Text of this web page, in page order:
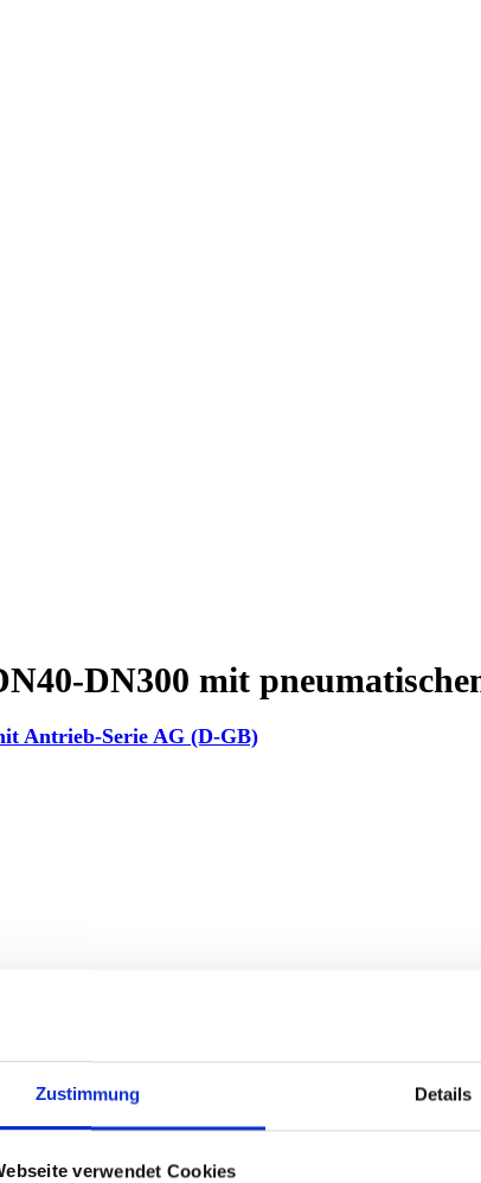
Zustimmung Details
verwendet Cookies
DN300 mit
Antrieb-Serie AG (D-GB)